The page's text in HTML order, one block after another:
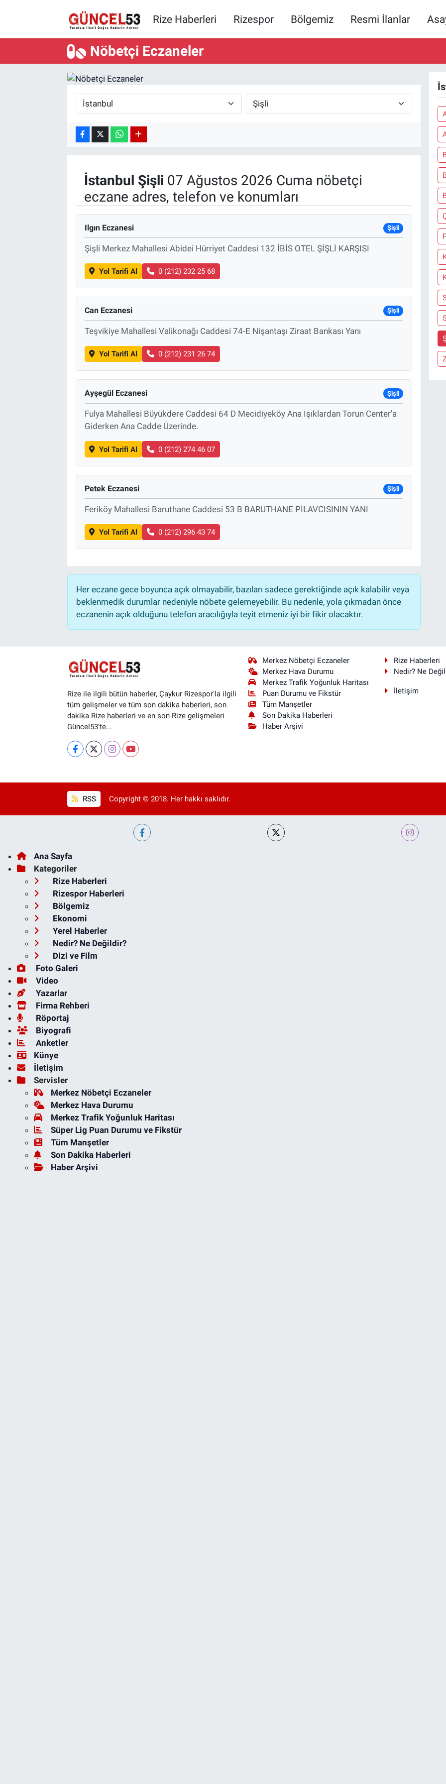
Rize Haberleri Rizespor Bölgemiz Resmi İlanlar
Nöbetçi Eczaneler
İstanbul Şişli 07 Ağustos 2026 Cuma nöbetçi
eczane adres, telefon ve konumları
Ilgın Eczanesi Şişli
Şişli Merkez Mahallesi Abidei Hürriyet Caddesi 132 İBİS OTEL ŞİŞLİ KARŞISI
Yol Tarifi Al 0 (212) 232 25 68
Can Eczanesi Şişli
Teşvikiye Mahallesi Valikonağı Caddesi 74-E Nişantaşı Ziraat Bankası Yanı
Yol Tarifi Al 0 (212) 231 26 74
Ayşegül Eczanesi Şişli
Fulya Mahallesi Büyükdere Caddesi 64 D Mecidiyeköy Ana Işıklardan Torun Center'a
Giderken Ana Cadde Üzerinde.
Yol Tarifi Al 0 (212) 274 46 07
Petek Eczanesi Şişli
Feriköy Mahallesi Baruthane Caddesi 53 B BARUTHANE PİLAVCISININ YANI
Yol Tarifi Al 0 (212) 296 43 74
Her eczane gece boyunca açık olmayabilir, bazıları sadece gerektiğinde açık kalabilir veya
beklenmedik durumlar nedeniyle nöbete gelemeyebilir. Bu nedenle, yola çıkmadan önce
eczanenin açık olduğunu telefon aracılığıyla teyit etmeniz iyi bir fikir olacaktır.
Rize ile ilgili bütün haberler, Çaykur Rizespor'la ilgili
tüm gelişmeler ve tüm son dakika haberleri, son
dakika Rize haberleri ve en son Rize gelişmeleri
Güncel53'te...
Merkez Nöbetçi Eczaneler
Merkez Hava Durumu
Merkez Trafik Yoğunluk Haritası
Puan Durumu ve Fikstür
Tüm Manşetler
Son Dakika Haberleri
Haber Arşivi
Rize Haberleri
Nedir? Ne
İletişim
RSS Copyright © 2018. Her hakkı saklıdır.
Ana Sayfa
Kategoriler
Rize Haberleri
Rizespor Haberleri
Bölgemiz
Ekonomi
Yerel Haberler
Nedir? Ne Değildir?
Dizi ve Film
Foto Galeri
Video
Yazarlar
Firma Rehberi
Röportaj
Biyografi
Anketler
Künye
İletişim
Servisler
Merkez Nöbetçi Eczaneler
Merkez Hava Durumu
Merkez Trafik Yoğunluk Haritası
Süper Lig Puan Durumu ve Fikstür
Tüm Manşetler
Son Dakika Haberleri
Haber Arşivi